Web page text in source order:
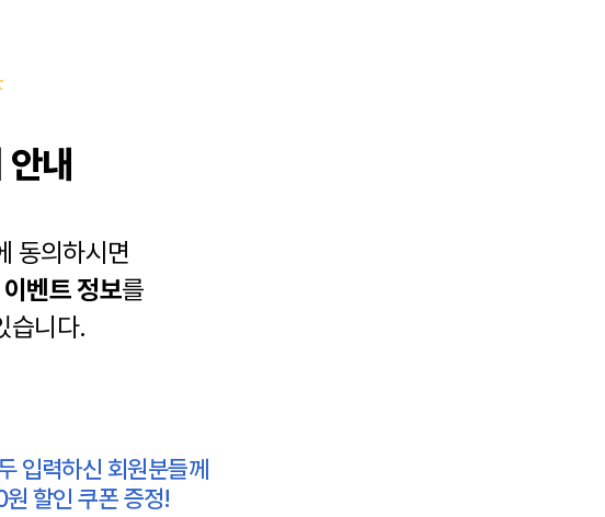
내
동의하시면
이벤트 정보를
습니다.
입력하신 회원분들께
할인 쿠폰 증정!